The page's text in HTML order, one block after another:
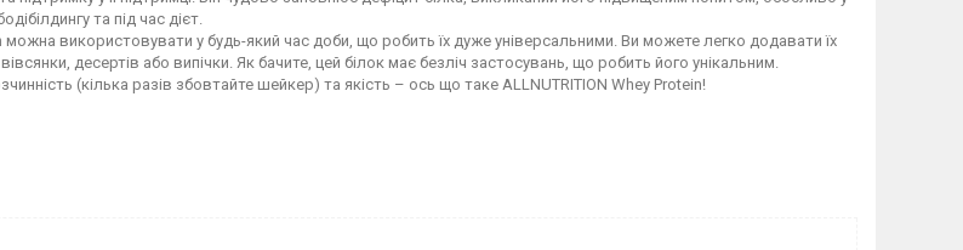
та під час дієт.
можна використовувати у будь-який час доби, що робить їх дуже універсальними. Ви можете легко додавати їх
десертів або випічки. Як бачите, цей білок має безліч застосувань, що робить його унікальним.
(кілька разів збовтайте шейкер) та якість – ось що таке ALLNUTRITION Whey Protein!